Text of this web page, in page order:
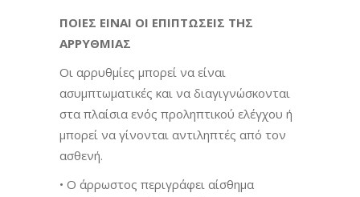
ΠΟΙΕΣ ΕΙΝΑΙ ΟΙ ΕΠΙΠΤΩΣΕΙΣ ΤΗΣ
ΑΡΡΥΘΜΙΑΣ
Οι αρρυθμίες μπορεί να είναι
ασυμπτωματικές και να διαγιγνώσκονται
στα πλαίσια ενός προληπτικού ελέγχου ή
μπορεί να γίνονται αντιληπτές από τον
ασθενή.
• O άρρωστος περιγράφει αίσθημα